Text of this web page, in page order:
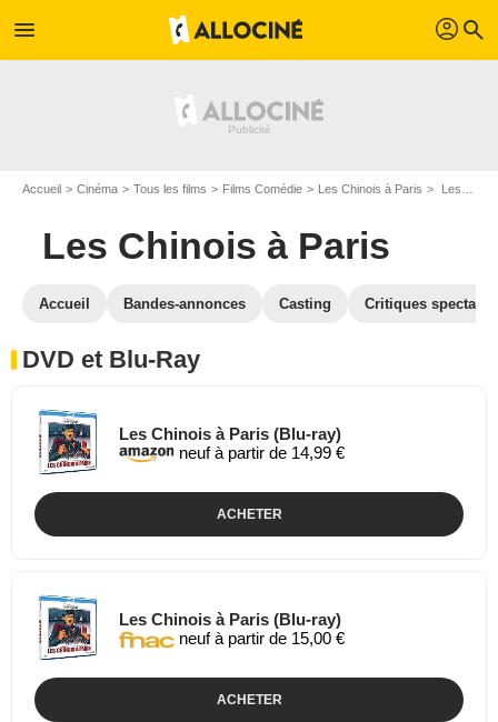
menu profil search
Accueil Cinéma Tous les films Films Comédie Les Chinois à Paris Les Chinois à Paris en DVD Blu Ray
Les Chinois à Paris
Accueil Bandes-annonces Casting Critiques
DVD et Blu-Ray
Les Chinois à Paris (Blu-ray)
neuf à partir de 14,99 €
ACHETER
Les Chinois à Paris (Blu-ray)
neuf à partir de 15,00 €
ACHETER